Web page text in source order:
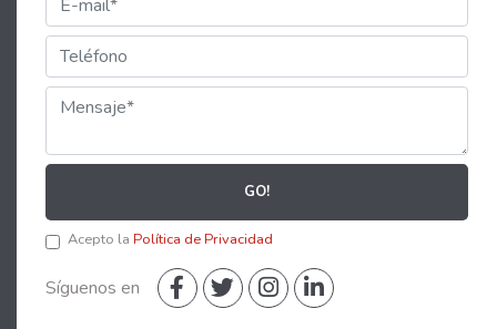
GO!
Acepto la Política de Privacidad
Síguenos en